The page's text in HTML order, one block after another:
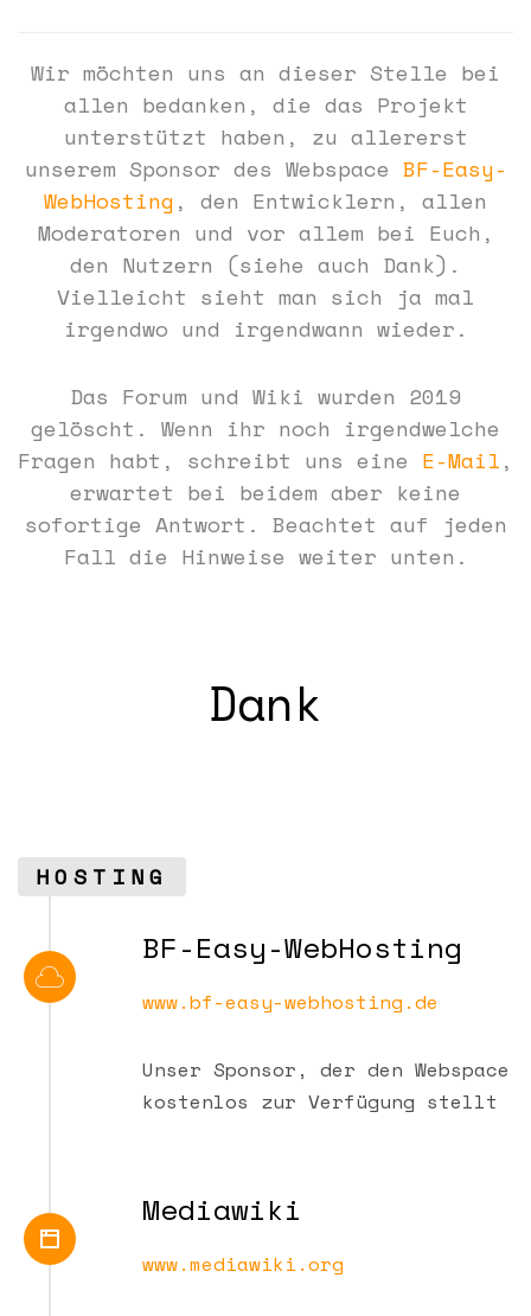
Wir möchten uns an dieser Stelle bei
allen bedanken, die das Projekt
unterstützt haben, zu allererst
unserem Sponsor des Webspace BF-Easy-
WebHosting, den Entwicklern, allen
Moderatoren und vor allem bei Euch,
den Nutzern (siehe auch Dank).
Vielleicht sieht man sich ja mal
irgendwo und irgendwann wieder.
Das Forum und Wiki wurden 2019
gelöscht. Wenn ihr noch irgendwelche
Fragen habt, schreibt uns eine E-Mail,
erwartet bei beidem aber keine
sofortige Antwort. Beachtet auf jeden
Fall die Hinweise weiter unten.
Dank
HOSTING
BF-Easy-WebHosting
www.bf-easy-webhosting.de
Unser Sponsor, der den Webspace
kostenlos zur Verfügung stellt
Mediawiki
www.mediawiki.org